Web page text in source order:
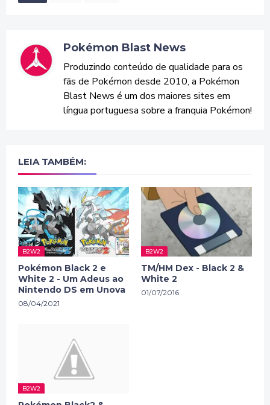
Pokémon Blast News
Produzindo conteúdo de qualidade para os
fãs de Pokémon desde 2010, a Pokémon
Blast News é um dos maiores sites em
língua portuguesa sobre a franquia Pokémon!
LEIA TAMBÉM:
B2W2
Pokémon Black 2 e
White 2 - Um Adeus ao
Nintendo DS em Unova
08/04/2021
B2W2
TM/HM Dex - Black 2 &
White 2
01/07/2016
B2W2